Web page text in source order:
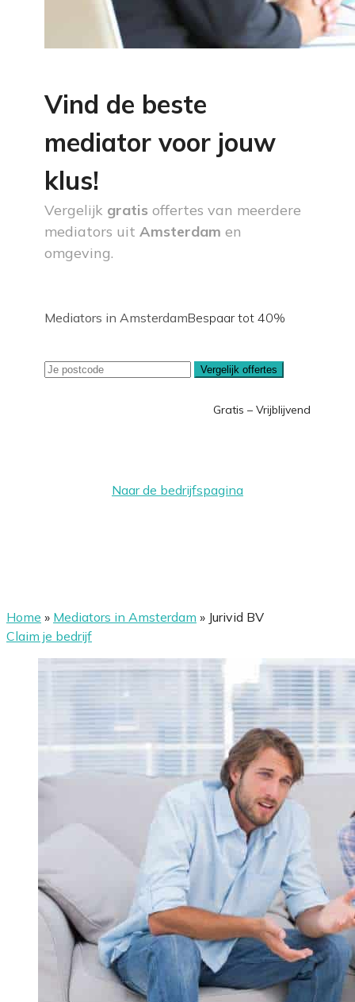
Vind de beste
mediator voor jouw
klus!
Vergelijk gratis offertes van meerdere
mediators uit Amsterdam en
omgeving.
Mediators in AmsterdamBespaar tot 40%
Vergelijk offertes
Gratis – Vrijblijvend
Naar de bedrijfspagina
Home » Mediators in Amsterdam » Jurivid BV
Claim je bedrijf